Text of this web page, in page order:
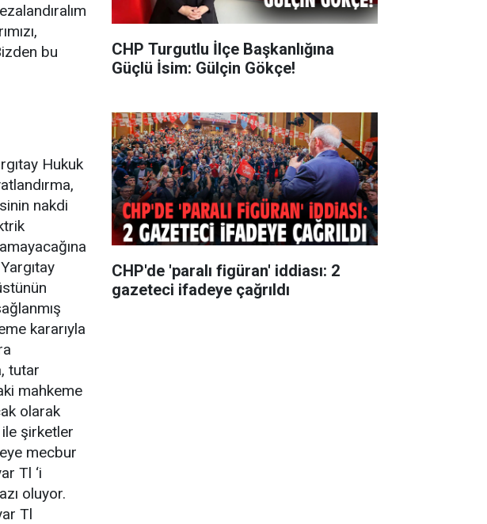
bu
Hukuk
nakdi
kararıyla
tutar
mahkeme
olarak
şirketler
mecbur
Tl ‘i
oluyor.
Tl
CHP Turgutlu İlçe Başkanlığına
Güçlü İsim: Gülçin Gökçe!
CHP'de 'paralı figüran' iddiası: 2
gazeteci ifadeye çağrıldı